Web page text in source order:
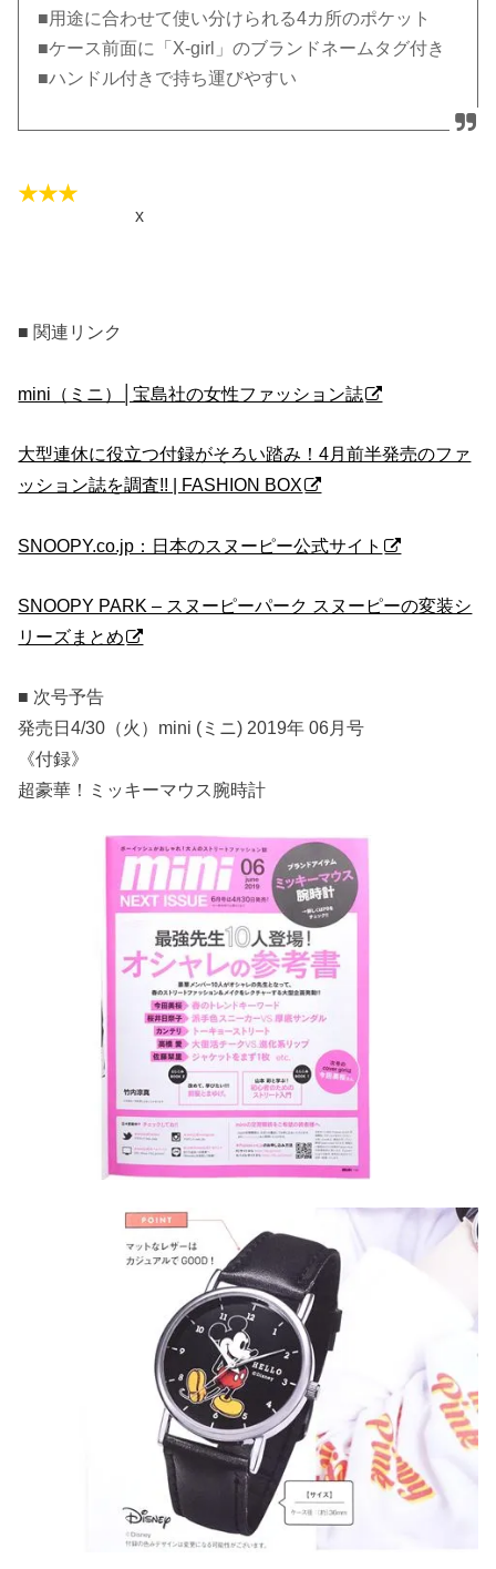
■用途に合わせて使い分けられる4カ所のポケット
■ケース前面に「X-girl」のブランドネームタグ付き
■ハンドル付きで持ち運びやすい
x
■ 関連リンク
mini（ミニ）│宝島社の女性ファッション誌
大型連休に役立つ付録がそろい踏み！4月前半発売のファ
ッション誌を調査!! | FASHION BOX
SNOOPY.co.jp：日本のスヌーピー公式サイト
SNOOPY PARK – スヌーピーパーク スヌーピーの変装シ
リーズまとめ
■ 次号予告
発売日4/30（火）mini (ミニ) 2019年 06月号
《付録》
超豪華！ミッキーマウス腕時計